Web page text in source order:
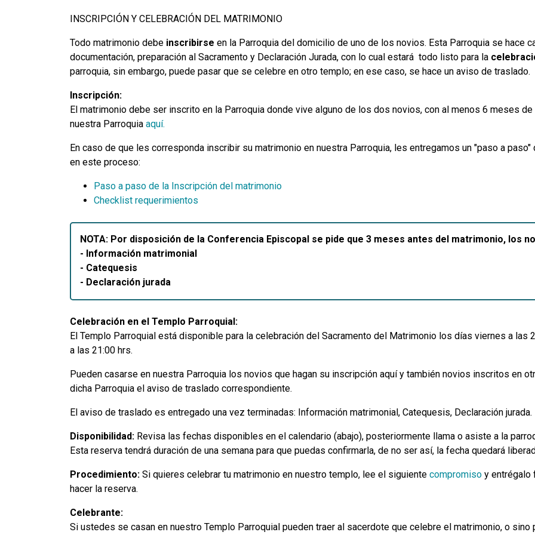
INSCRIPCIÓN Y CELEBRACIÓN DEL MATRIMONIO
Todo matrimonio debe inscribirse en la Parroquia del domicilio de uno de los novios. Esta Parroquia se hace
documentación, preparación al Sacramento y Declaración Jurada, con lo cual estará todo listo para la
parroquia, sin embargo, puede pasar que se celebre en otro templo; en ese caso, se hace un aviso de traslado.
Inscripción:
El matrimonio debe ser inscrito en la Parroquia donde vive alguno de los dos novios, con al menos 6 meses
nuestra Parroquia aquí.
En caso de que les corresponda inscribir su matrimonio en nuestra Parroquia, les entregamos un "paso a
en este proceso:
Paso a paso de la Inscripción del matrimonio
Checklist requerimientos
NOTA: Por disposición de la Conferencia Episcopal se pide que 3 meses antes del matrimonio, los
- Información matrimonial
- Catequesis
- Declaración jurada
Celebración en el Templo Parroquial:
El Templo Parroquial está disponible para la celebración del Sacramento del Matrimonio los días viernes a las
a las 21:00 hrs.
Pueden casarse en nuestra Parroquia los novios que hagan su inscripción aquí y también novios inscritos en
dicha Parroquia el aviso de traslado correspondiente.
El aviso de traslado es entregado una vez terminadas: Información matrimonial, Catequesis, Declaración jurada.
Disponibilidad: Revisa las fechas disponibles en el calendario (abajo), posteriormente llama o asiste a la
Esta reserva tendrá duración de una semana para que puedas confirmarla, de no ser así, la fecha quedará
Procedimiento: Si quieres celebrar tu matrimonio en nuestro templo, lee el siguiente compromiso y entrégalo
hacer la reserva.
Celebrante:
Si ustedes se casan en nuestro Templo Parroquial pueden traer al sacerdote que celebre el matrimonio, o